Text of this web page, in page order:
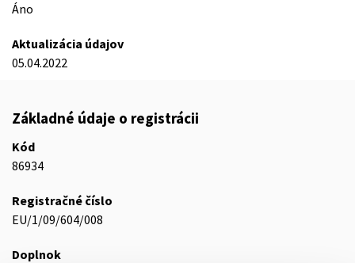
Áno
Aktualizácia údajov
05.04.2022
Základné údaje o registrácii
Kód
86934
Registračné číslo
EU/1/09/604/008
Doplnok